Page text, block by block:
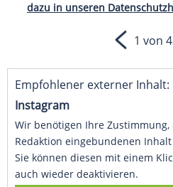
dazu in unseren
1 von
Empfohlener externer Inhalt:
Instagram
Wir benötigen Ihre
Redaktion eingebundenen
Sie können diesen mit einem
auch wieder deaktivieren.